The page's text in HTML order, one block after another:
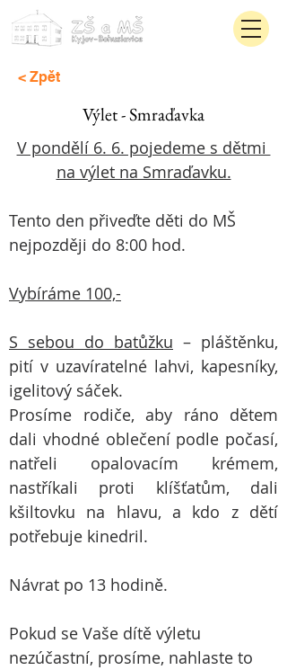
< Zpět
Výlet - Smraďavka
V pondělí 6. 6. pojedeme s dětmi
na výlet na Smraďavku.
Tento den přiveďte děti do MŠ
nejpozději do 8:00 hod.
Vybíráme 100,-
S sebou do batůžku – pláštěnku,
pití v uzavíratelné lahvi, kapesníky,
igelitový sáček.
Prosíme rodiče, aby ráno dětem
dali vhodné oblečení podle počasí,
natřeli opalovacím krémem,
nastříkali proti klíšťatům, dali
kšiltovku na hlavu, a kdo z dětí
potřebuje kinedril.
Návrat po 13 hodině.
Pokud se Vaše dítě výletu
nezúčastní, prosíme, nahlaste to